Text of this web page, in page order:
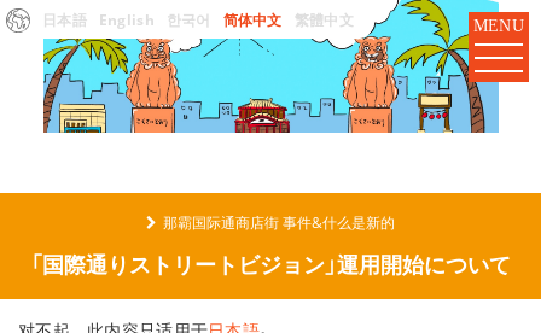
日本語 English 한국어 简体中文 繁體中文 MENU
那霸国际通商店街 事件&什么是新的
「国際通りストリートビジョン」運用開始について